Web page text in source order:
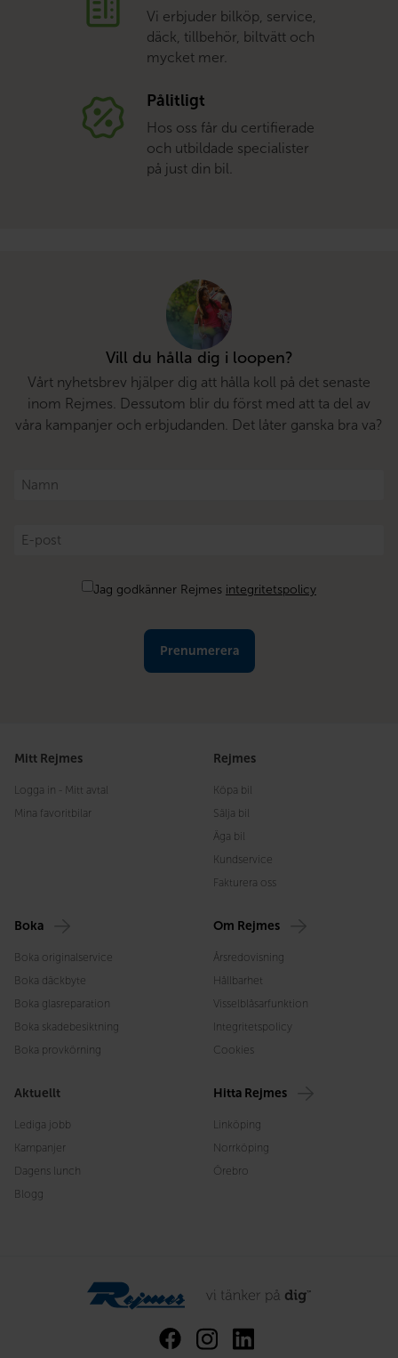
Vi erbjuder bilköp, service,
däck, tillbehör, biltvätt och
mycket mer.
Pålitligt
Hos oss får du certifierade
och utbildade specialister
på just din bil.
Vill du hålla dig i loopen?
Vårt nyhetsbrev hjälper dig att hålla koll på det senaste
inom Rejmes. Dessutom blir du först med att ta del av
våra kampanjer och erbjudanden. Det låter ganska bra va?
Namn
E-
post
Jag godkänner Rejmes integritetspolicy
Mitt Rejmes
Logga in - Mitt avtal
Mina favoritbilar
Rejmes
Köpa bil
Sälja bil
Äga bil
Kundservice
Fakturera oss
Boka
Boka originalservice
Boka däckbyte
Boka glasreparation
Boka skadebesiktning
Boka provkörning
Om Rejmes
Årsredovisning
Hållbarhet
Visselblåsarfunktion
Integritetspolicy
Cookies
Aktuellt
Lediga jobb
Kampanjer
Dagens lunch
Blogg
Hitta Rejmes
Linköping
Norrköping
Örebro